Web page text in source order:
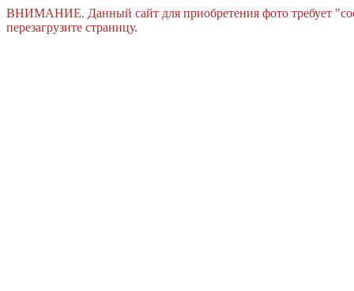
ВНИМАНИЕ. Данный сайт для приобретения фото требует
перезагрузите страницу.